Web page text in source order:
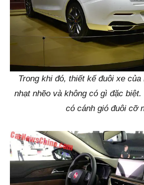
Trong khi đó, thiết kế đuôi xe của
nhạt nhẽo và không có gì đặc biệt.
có cánh gió đuôi cỡ